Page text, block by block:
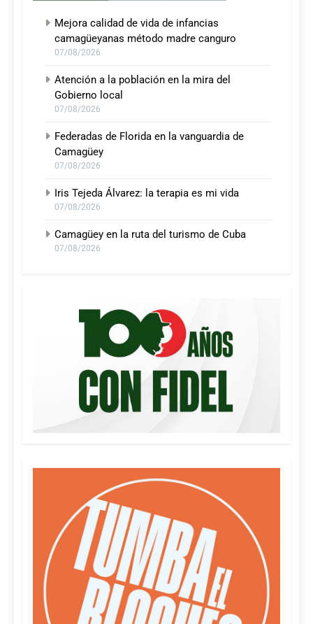
Mejora calidad de vida de infancias
camagüeyanas método madre canguro
07/08/2026
Atención a la población en la mira del
Gobierno local
07/08/2026
Federadas de Florida en la vanguardia de
Camagüey
07/08/2026
Iris Tejeda Álvarez: la terapia es mi vida
07/08/2026
Camagüey en la ruta del turismo de Cuba
07/08/2026